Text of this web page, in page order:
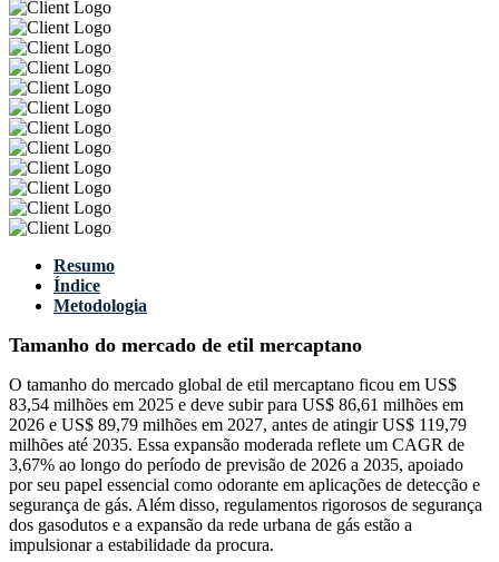
Resumo
Índice
Metodologia
Tamanho do mercado de etil mercaptano
O tamanho do mercado global de etil mercaptano ficou em US$
83,54 milhões em 2025 e deve subir para US$ 86,61 milhões em
2026 e US$ 89,79 milhões em 2027, antes de atingir US$ 119,79
milhões até 2035. Essa expansão moderada reflete um CAGR de
3,67% ao longo do período de previsão de 2026 a 2035, apoiado
por seu papel essencial como odorante em aplicações de detecção e
segurança de gás. Além disso, regulamentos rigorosos de segurança
dos gasodutos e a expansão da rede urbana de gás estão a
impulsionar a estabilidade da procura.